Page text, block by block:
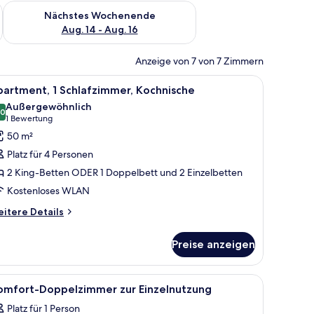
Aug. 7 - Aug. 9.
Nächstes Wochenende
Aug. 14 - Aug. 16
Überprüfe die Verfügbarkeit für nächstes Wochenende, Aug.
Anzeige von 7 von 7 Zimmern
Schreibtisch, einem Stuhl, einem Fernseher und einem kleinen Tisch mit
Ein Schlafzimmer mit zwei Betten, einem
8 1 Schlafzimmer, Kochnische
von 10
Außergewöhnlich
1 Bewertung
(1
Bewertung)
50 m²
Platz für 4 Personen
2 King-Betten ODER 1 Doppelbett und 2 Einzelbetten
Kostenloses WLAN
Details
Preise anzeigen
einer Lampe, einem grünen Teppich und einem Kleiderschrank.
Ein modernes Hotelzimmer mit einem Holz-
7 Doppelzimmer zur Einzelnutzung
Platz für 1 Person